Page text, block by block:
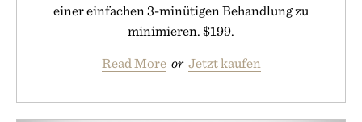
einer einfachen 3-minütigen Behandlung zu
minimieren. $199.
Read More or Jetzt kaufen